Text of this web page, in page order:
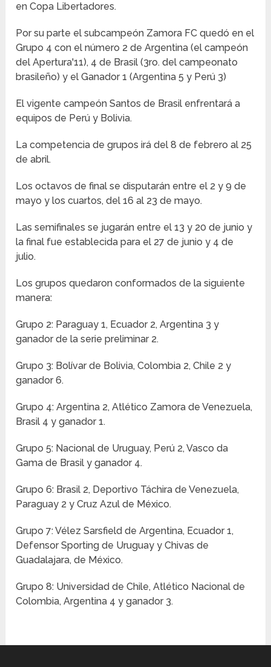
en Copa Libertadores.
Por su parte el subcampeón Zamora FC quedó en el
Grupo 4 con el número 2 de Argentina (el campeón
del Apertura'11), 4 de Brasil (3ro. del campeonato
brasileño) y el Ganador 1 (Argentina 5 y Perú 3)
El vigente campeón Santos de Brasil enfrentará a
equipos de Perú y Bolivia.
La competencia de grupos irá del 8 de febrero al 25
de abril.
Los octavos de final se disputarán entre el 2 y 9 de
mayo y los cuartos, del 16 al 23 de mayo.
Las semifinales se jugarán entre el 13 y 20 de junio y
la final fue establecida para el 27 de junio y 4 de
julio.
Los grupos quedaron conformados de la siguiente
manera:
Grupo 2: Paraguay 1, Ecuador 2, Argentina 3 y
ganador de la serie preliminar 2.
Grupo 3: Bolívar de Bolivia, Colombia 2, Chile 2 y
ganador 6.
Grupo 4: Argentina 2, Atlético Zamora de Venezuela,
Brasil 4 y ganador 1.
Grupo 5: Nacional de Uruguay, Perú 2, Vasco da
Gama de Brasil y ganador 4.
Grupo 6: Brasil 2, Deportivo Táchira de Venezuela,
Paraguay 2 y Cruz Azul de México.
Grupo 7: Vélez Sarsfield de Argentina, Ecuador 1,
Defensor Sporting de Uruguay y Chivas de
Guadalajara, de México.
Grupo 8: Universidad de Chile, Atlético Nacional de
Colombia, Argentina 4 y ganador 3.